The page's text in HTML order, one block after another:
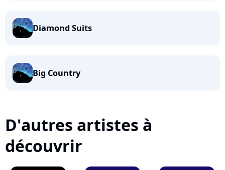
Diamond Suits
Big Country
D'autres artistes à
découvrir